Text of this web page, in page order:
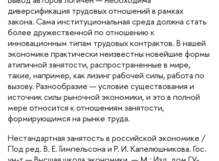
диверсификация трудовых отношений в рамках
закона. Сама институциональная среда должна стать
олее дружественной по отношению к
инновационным типам трудовых контрактов. В нашей
экономике практически неизвестны новейшие формы
атипичной занятости, распространенные в мире,
такие, например, как лизинг рабочей силы, работа по
ызову. Разнообразие — условие существования и
источник силы рыночной экономики, и это в полной
мере относится к отношениям занятости,
формирующимся на рынке труда.
Нестандартная занятость в российской экономике /
Под ред. В. Е. Гимпельсона и Р. И. Капелюшникова. Гос.